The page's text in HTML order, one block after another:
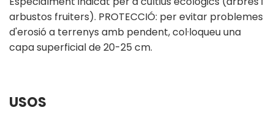
arbustos fruiters). PROTECCIÓ: per evitar problemes
d'erosió a terrenys amb pendent, col·loqueu una
capa superficial de 20-25 cm.
USOS